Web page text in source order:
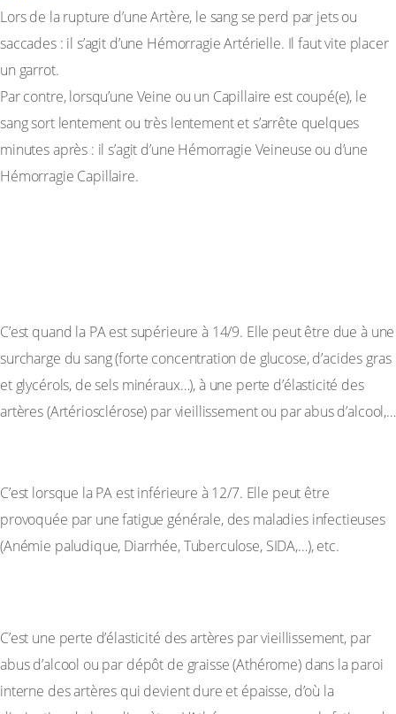
Lors de la rupture d’une Artère, le sang se perd par jets ou
saccades : il s’agit d’une Hémorragie Artérielle. Il faut vite placer
un garrot.
Par contre, lorsqu’une Veine ou un Capillaire est coupé(e), le
sang sort lentement ou très lentement et s’arrête quelques
minutes après : il s’agit d’une Hémorragie Veineuse ou d’une
Hémorragie Capillaire.
C’est quand la PA est supérieure à 14/9. Elle peut être due à une
surcharge du sang (forte concentration de glucose, d’acides gras
et glycérols, de sels minéraux…), à une perte d’élasticité des
artères (Artériosclérose) par vieillissement ou par abus d’alcool,…
C’est lorsque la PA est inférieure à 12/7. Elle peut être
provoquée par une fatigue générale, des maladies infectieuses
(Anémie paludique, Diarrhée, Tuberculose, SIDA,…), etc.
C’est une perte d’élasticité des artères par vieillissement, par
abus d’alcool ou par dépôt de graisse (Athérome) dans la paroi
interne des artères qui devient dure et épaisse, d’où la